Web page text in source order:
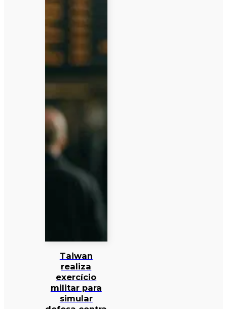
Taiwan
realiza
exercício
militar para
simular